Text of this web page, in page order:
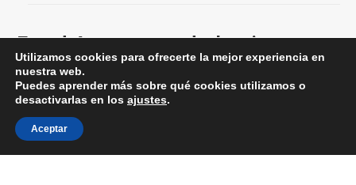
Feed A un paso de la cima
RSS: Entradas
RSS: Comentarios
Utilizamos cookies para ofrecerte la mejor experiencia en
nuestra web.
Puedes aprender más sobre qué cookies utilizamos o
desactivarlas en los ajustes.
Aceptar